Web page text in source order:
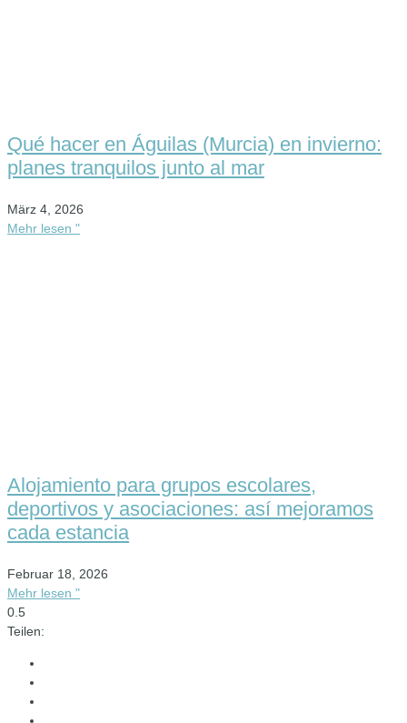
Qué hacer en Águilas (Murcia) en invierno:
planes tranquilos junto al mar
März 4, 2026
Mehr lesen "
Alojamiento para grupos escolares,
deportivos y asociaciones: así mejoramos
cada estancia
Februar 18, 2026
Mehr lesen "
Teilen: